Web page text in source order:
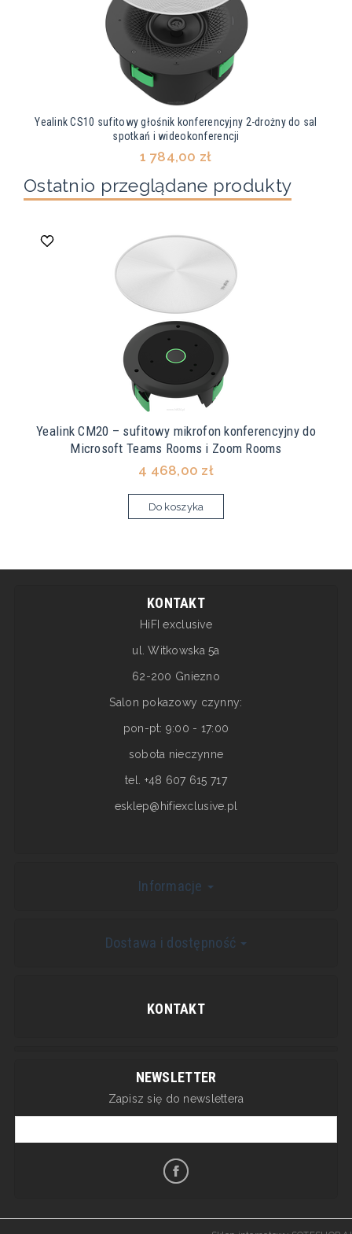
Yealink CS10 sufitowy głośnik konferencyjny 2-drożny do sal
spotkań i wideokonferencji
1 784,00 zł
Ostatnio przeglądane produkty
Yealink CM20 – sufitowy mikrofon konferencyjny do
Microsoft Teams Rooms i Zoom Rooms
4 468,00 zł
Do koszyka
KONTAKT
HiFI exclusive
ul. Witkowska 5a
62-200 Gniezno
Salon pokazowy czynny:
pon-pt: 9:00 - 17:00
sobota nieczynne
tel. +48 607 615 717
esklep@hifiexclusive.pl
Informacje
Dostawa i dostępność
KONTAKT
NEWSLETTER
Zapisz się do newslettera